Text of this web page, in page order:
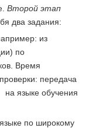
Второй этап
два задания:
из
по
Время
передача
языке обучения
по широкому